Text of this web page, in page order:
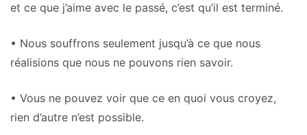
et ce que j’aime avec le passé, c’est qu’il est terminé.
• Nous souffrons seulement jusqu’à ce que nous
réalisions que nous ne pouvons rien savoir.
• Vous ne pouvez voir que ce en quoi vous croyez,
rien d’autre n’est possible.